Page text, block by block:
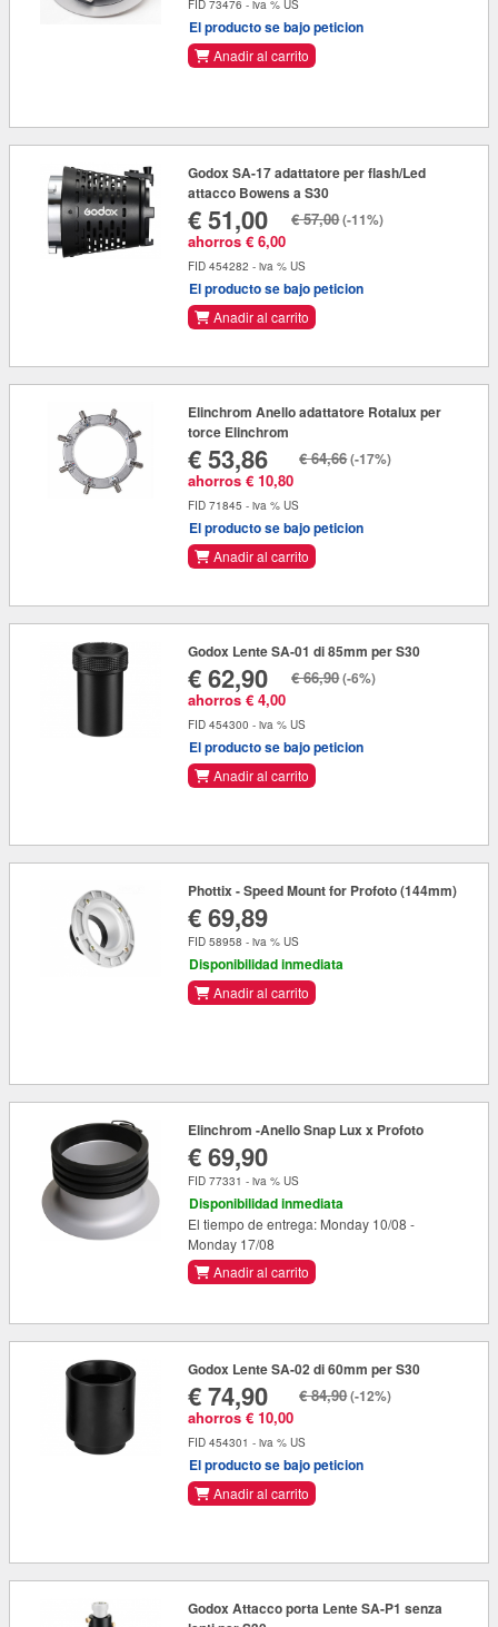
FID 73476 - iva % US
El producto se bajo peticion
Anadir al carrito
Godox SA-17 adattatore per flash/Led
attacco Bowens a S30
€ 51,00
ahorros € 6,00
€ 57,00(-11%)
FID 454282 - iva % US
El producto se bajo peticion
Anadir al carrito
Elinchrom Anello adattatore Rotalux per
torce Elinchrom
€ 53,86
ahorros € 10,80
€ 64,66(-17%)
FID 71845 - iva % US
El producto se bajo peticion
Anadir al carrito
Godox Lente SA-01 di 85mm per S30
€ 62,90
ahorros € 4,00
€ 66,90(-6%)
FID 454300 - iva % US
El producto se bajo peticion
Anadir al carrito
Phottix - Speed Mount for Profoto (144mm)
€ 69,89
FID 58958 - iva % US
Disponibilidad inmediata
Anadir al carrito
Elinchrom -Anello Snap Lux x Profoto
€ 69,90
FID 77331 - iva % US
Disponibilidad inmediata
El tiempo de entrega: Monday 10/08 -
Monday 17/08
Anadir al carrito
Godox Lente SA-02 di 60mm per S30
€ 74,90
ahorros € 10,00
€ 84,90(-12%)
FID 454301 - iva % US
El producto se bajo peticion
Anadir al carrito
Godox Attacco porta Lente SA-P1 senza